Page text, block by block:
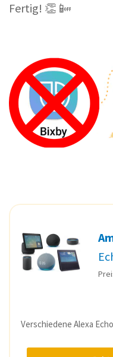
Fertig! 👏 📴
Verschiedene Alexa